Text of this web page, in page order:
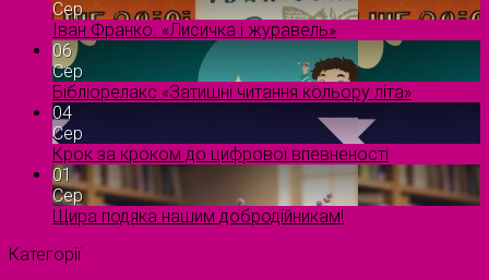
Сер
Іван Франко. «Лисичка і журавель»
06
Сер
Бібліорелакс «Затишні читання кольору літа»
04
Сер
Крок за кроком до цифрової впевненості
01
Сер
Щира подяка нашим добродійникам!
Категорії